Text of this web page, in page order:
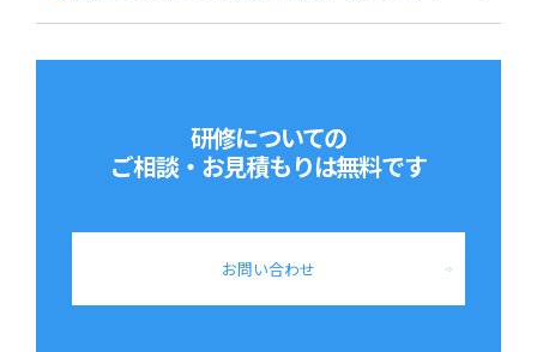
研修についての
ご相談・お見積もりは無料です
お問い合わせ